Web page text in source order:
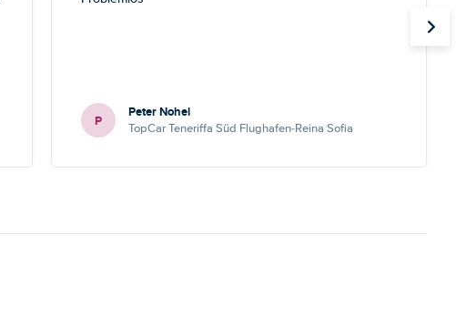
P Peter Nohel
TopCar Teneriffa Süd Flughafen-Reina Sofia